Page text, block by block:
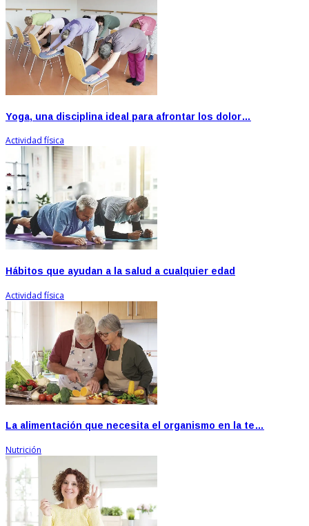
Yoga, una disciplina ideal para afrontar los dolor…
Actividad física
Hábitos que ayudan a la salud a cualquier edad
Actividad física
La alimentación que necesita el organismo en la te…
Nutrición